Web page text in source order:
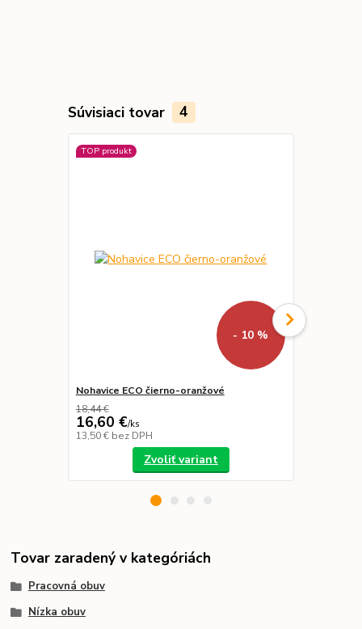
Súvisiaci tovar 4
TOP produkt
- 10 %
Nohavice ECO čierno-oranžové
18,44 €
16,60 €/ks
13,50 € bez DPH
Zvoliť variant
Tovar zaradený v kategóriách
Pracovná obuv
Nízka obuv